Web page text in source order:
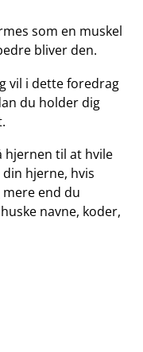
som en muskel
bliver den.
vil i dette foredrag
du holder dig
til at hvile
hjerne, hvis
end du
navne, koder,